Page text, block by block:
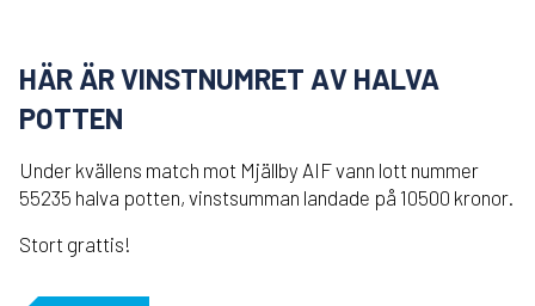
HÄR ÄR VINSTNUMRET AV HALVA
POTTEN
Under kvällens match mot Mjällby AIF vann lott nummer
55235 halva potten, vinstsumman landade på 10500 kronor.
Stort grattis!